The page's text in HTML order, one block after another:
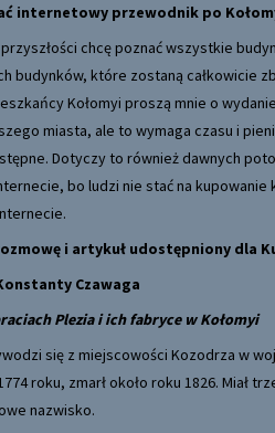
internetowy przewodnik po
chcę poznać wszystkie
budynków, które zostaną całkowicie
Kołomyi proszą mnie o
miasta, ale to wymaga czasu i
Dotyczy to również dawnych
, bo ludzi nie stać na
i artykuł udostępniony dla
Czawaga
Plezia i ich fabryce w Kołomyi
się z miejscowości Kozodrza w
roku, zmarł około roku 1826. Miał
nazwisko.